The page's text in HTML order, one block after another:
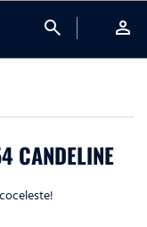
search person
CANDELINE